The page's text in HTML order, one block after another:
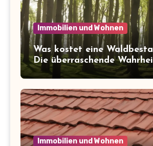
Immobilien und Wohnen
Was kostet eine
Die überraschende
Kosten der letzten Ruhe
Immobilien und Wohnen